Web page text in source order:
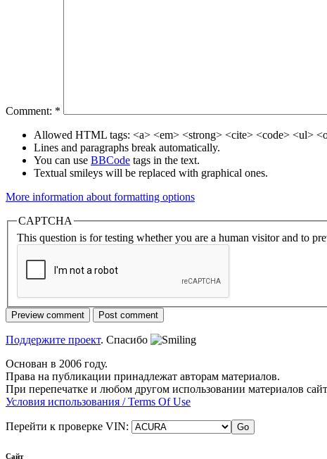
Comment: *
Allowed HTML tags: <a> <em> <strong> <cite> <code> <ul>
Lines and paragraphs break automatically.
You can use BBCode tags in the text.
Textual smileys will be replaced with graphical ones.
More information about formatting options
CAPTCHA
This question is for testing whether you are a human visitor and to
Поддержите проект. Спасибо
Основан в 2006 году.
Права на публикации принадлежат авторам материалов.
При перепечатке и любом другом использовании материалов
Условия использования / Terms Of Use
Перейти к проверке VIN:
Сайт